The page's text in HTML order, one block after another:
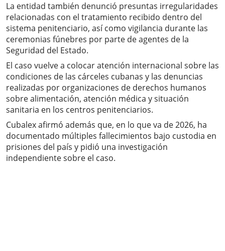
La entidad también denunció presuntas irregularidades
relacionadas con el tratamiento recibido dentro del
sistema penitenciario, así como vigilancia durante las
ceremonias fúnebres por parte de agentes de la
Seguridad del Estado.
El caso vuelve a colocar atención internacional sobre las
condiciones de las cárceles cubanas y las denuncias
realizadas por organizaciones de derechos humanos
sobre alimentación, atención médica y situación
sanitaria en los centros penitenciarios.
Cubalex afirmó además que, en lo que va de 2026, ha
documentado múltiples fallecimientos bajo custodia en
prisiones del país y pidió una investigación
independiente sobre el caso.